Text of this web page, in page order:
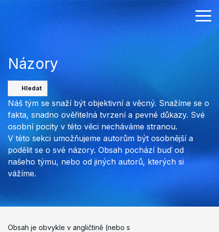
Názory
Hledat
Náš tým se snaží být objektivní a věcný. Snažíme se o
fakta, snadno ověřitelná tvrzení a pevné důkazy. Své
osobní pocity v této věci necháváme stranou.
V této sekci umožňujeme autorům být osobnější a
podělit se o své názory. Obsah pochází buď od
našeho týmu, nebo od jiných autorů, kterých si
vážíme.
Obsah je obvykle v angličtině (nebo s